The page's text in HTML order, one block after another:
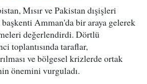
Mısır ve Pakistan dışişleri
Amman'da bir araya gelerek
değerlendirdi. Dörtlü
toplantısında taraflar,
ve bölgesel krizlerde ortak
önemini vurguladı.